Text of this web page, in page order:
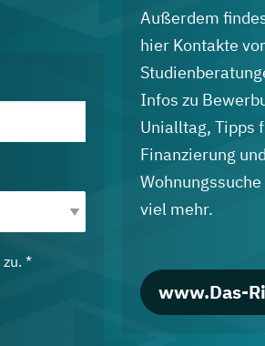
zu. *
Außerdem
hier Kontakte
Infos zu
Unialltag, Tipps
Finanzierung und
Wohnungssuche
viel mehr.
www.Das-